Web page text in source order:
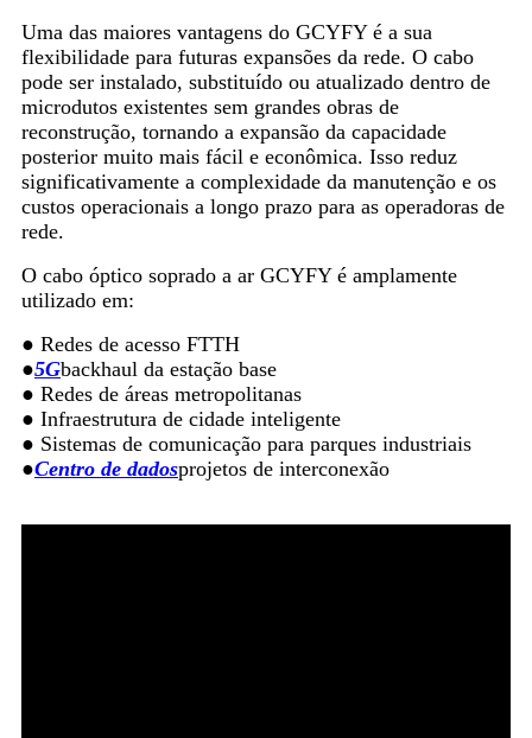
Uma das maiores vantagens do GCYFY é a sua
flexibilidade para futuras expansões da rede. O cabo
pode ser instalado, substituído ou atualizado dentro de
microdutos existentes sem grandes obras de
reconstrução, tornando a expansão da capacidade
posterior muito mais fácil e econômica. Isso reduz
significativamente a complexidade da manutenção e os
custos operacionais a longo prazo para as operadoras de
rede.
O cabo óptico soprado a ar GCYFY é amplamente
utilizado em:
● Redes de acesso FTTH
●5Gbackhaul da estação base
● Redes de áreas metropolitanas
● Infraestrutura de cidade inteligente
● Sistemas de comunicação para parques industriais
●Centro de dadosprojetos de interconexão